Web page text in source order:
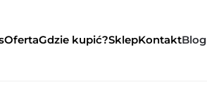
OfertaGdzie kupić?SklepKontaktBlog